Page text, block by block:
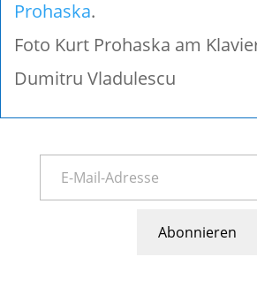
Prohaska.
Foto Kurt Prohaska am
Dumitru Vladulescu
Abonnieren